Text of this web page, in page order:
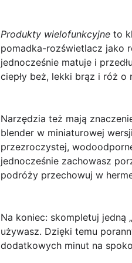
Produkty wielofunkcyjne to
pomadka-rozświetlacz jako
jednocześnie matuje i
ciepły beż, lekki brąz i róż
Narzędzia też mają
blender w miniaturowej
przezroczystej,
jednocześnie zachowasz
podróży przechowuj w
Na koniec: skompletuj
używasz. Dzięki temu
dodatkowych minut na